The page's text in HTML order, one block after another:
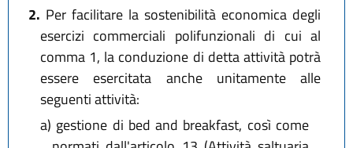
2. Per facilitare la sostenibilità economica degli
esercizi commerciali polifunzionali di cui al
comma 1, la conduzione di detta attività potrà
essere esercitata anche unitamente alle
seguenti attività:
a) gestione di bed and breakfast, così come